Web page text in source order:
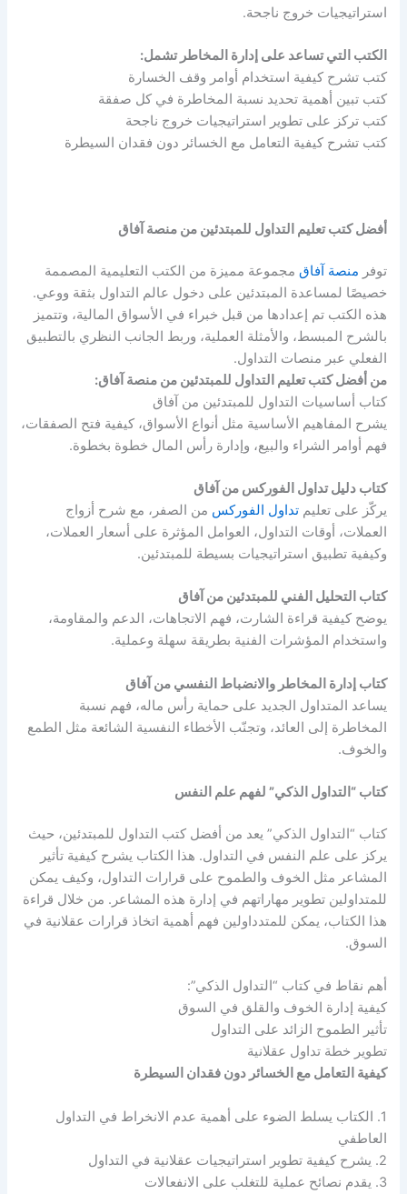
استراتيجيات خروج ناجحة.
الكتب التي تساعد على إدارة المخاطر تشمل:
كتب تشرح كيفية استخدام أوامر وقف الخسارة
كتب تبين أهمية تحديد نسبة المخاطرة في كل صفقة
كتب تركز على تطوير استراتيجيات خروج ناجحة
كتب تشرح كيفية التعامل مع الخسائر دون فقدان السيطرة
أفضل كتب تعليم التداول للمبتدئين من منصة آفاق
توفر منصة آفاقمجموعة مميزة من الكتب التعليمية المصممة
خصيصًا لمساعدة المبتدئين على دخول عالم التداول بثقة ووعي.
هذه الكتب تم إعدادها من قبل خبراء في الأسواق المالية، وتتميز
بالشرح المبسط، والأمثلة العملية، وربط الجانب النظري بالتطبيق
الفعلي عبر منصات التداول.
من أفضل كتب تعليم التداول للمبتدئين من منصة آفاق:
كتاب أساسيات التداول للمبتدئين من آفاق
يشرح المفاهيم الأساسية مثل أنواع الأسواق، كيفية فتح الصفقات،
فهم أوامر الشراء والبيع، وإدارة رأس المال خطوة بخطوة.
كتاب دليل تداول الفوركس من آفاق
يركّز على تعليمتداول الفوركس من الصفر، مع شرح أزواج
العملات، أوقات التداول، العوامل المؤثرة على أسعار العملات،
وكيفية تطبيق استراتيجيات بسيطة للمبتدئين.
كتاب التحليل الفني للمبتدئين من آفاق
يوضح كيفية قراءة الشارت، فهم الاتجاهات، الدعم والمقاومة،
واستخدام المؤشرات الفنية بطريقة سهلة وعملية.
كتاب إدارة المخاطر والانضباط النفسي من آفاق
يساعد المتداول الجديد على حماية رأس ماله، فهم نسبة
المخاطرة إلى العائد، وتجنّب الأخطاء النفسية الشائعة مثل الطمع
والخوف.
كتاب “التداول الذكي” لفهم علم النفس
كتاب “التداول الذكي” يعد من أفضل كتب التداول للمبتدئين، حيث
يركز على علم النفس في التداول. هذا الكتاب يشرح كيفية تأثير
المشاعر مثل الخوف والطموح على قرارات التداول، وكيف يمكن
للمتداولين تطوير مهاراتهم في إدارة هذه المشاعر. من خلال قراءة
هذا الكتاب، يمكن للمتدداولين فهم أهمية اتخاذ قرارات عقلانية في
السوق.
أهم نقاط في كتاب “التداول الذكي”:
كيفية إدارة الخوف والقلق في السوق
تأثير الطموح الزائد على التداول
تطوير خطة تداول عقلانية
كيفية التعامل مع الخسائر دون فقدان السيطرة
1. الكتاب يسلط الضوء على أهمية عدم الانخراط في التداول
العاطفي
2. يشرح كيفية تطوير استراتيجيات عقلانية في التداول
3. يقدم نصائح عملية للتغلب على الانفعالات